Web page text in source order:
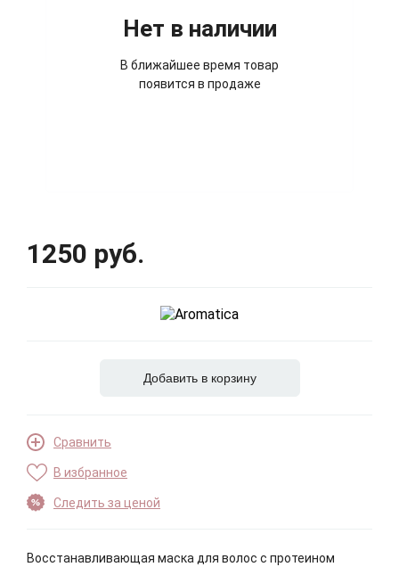
Нет в наличии
В ближайшее время товар
появится в продаже
1250 руб.
Добавить в корзину
Сравнить
В избранное
Следить за ценой
Восстанавливающая маска для волос c протеином